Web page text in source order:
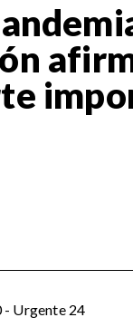
- Urgente 24